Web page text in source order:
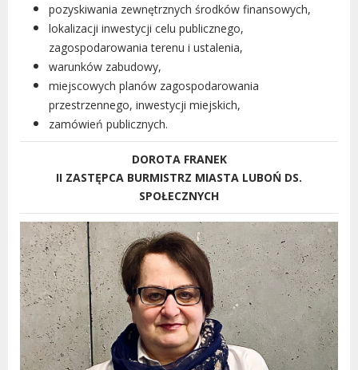
pozyskiwania zewnętrznych środków finansowych,
lokalizacji inwestycji celu publicznego,
zagospodarowania terenu i ustalenia,
warunków zabudowy,
miejscowych planów zagospodarowania
przestrzennego, inwestycji miejskich,
zamówień publicznych.
DOROTA FRANEK
II ZASTĘPCA BURMISTRZ MIASTA LUBOŃ DS.
SPOŁECZNYCH